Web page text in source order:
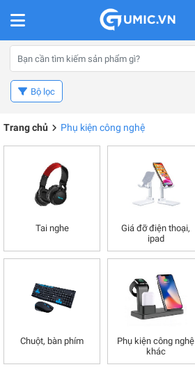
Bộ lọc
Trang chủ Phụ kiện công nghệ
Tai nghe
Giá đỡ điện thoại,
ipad
Chuột, bàn phím
Phụ kiện công nghệ
khác